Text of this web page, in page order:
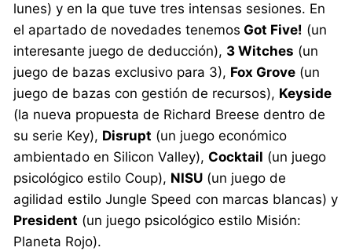
lunes) y en la que tuve tres intensas sesiones. En
el apartado de novedades tenemos Got Five! (un
interesante juego de deducción), 3 Witches (un
juego de bazas exclusivo para 3), Fox Grove (un
juego de bazas con gestión de recursos), Keyside
(la nueva propuesta de Richard Breese dentro de
su serie Key), Disrupt (un juego económico
ambientado en Silicon Valley),Cocktail (un juego
psicológico estilo Coup), NISU (un juego de
agilidad estilo Jungle Speed con marcas blancas) y
President (un juego psicológico estilo Misión:
Planeta Rojo).